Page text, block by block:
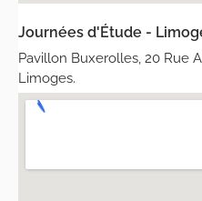
Journées d'Étude -
Pavillon Buxerolles, 20 Rue
Limoges.